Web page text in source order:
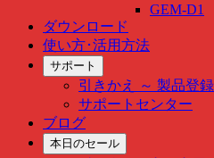
GEM-D1
ダウンロード
使い方･活用方法
サポート
引きかえ ～ 製品登録
サポートセンター
ブログ
本日のセール